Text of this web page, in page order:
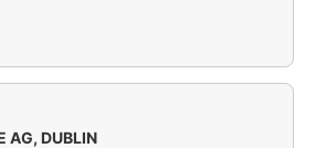
AG, DUBLIN